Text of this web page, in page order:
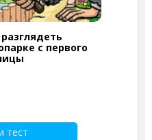
с первого
тест